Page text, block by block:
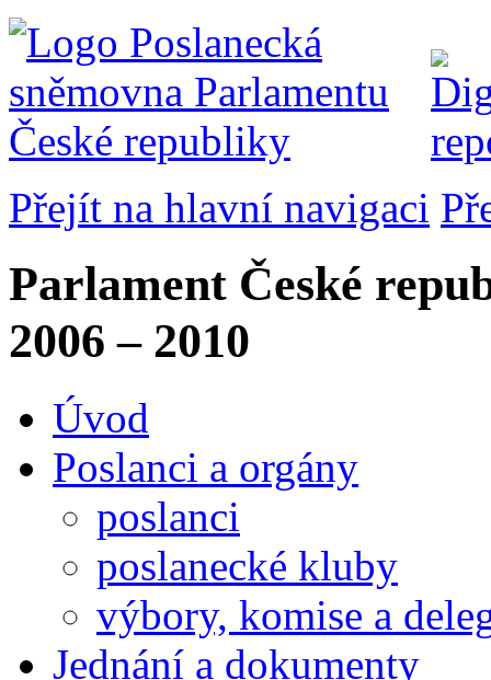
Přejít na hlavní navigaci
Parlament České
2006 – 2010
Úvod
Poslanci a orgány
poslanci
poslanecké kluby
výbory, komise a
Jednání a dokumenty